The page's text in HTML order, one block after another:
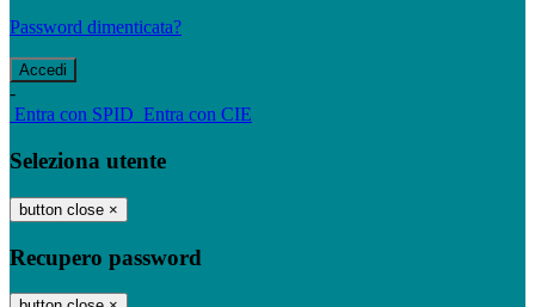
Password dimenticata?
-
Entra con SPID Entra con CIE
Seleziona utente
button close ×
Recupero password